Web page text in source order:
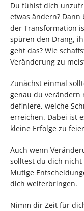
Du fühlst dich
etwas ändern?
der Transformation
spüren den Drang,
geht das? Wie
Veränderung zu
Zunächst einmal
genau du verändern
definiere, welche
erreichen. Dabei ist
kleine Erfolge zu
Auch wenn
solltest du dich nicht
Mutige
dich weiterbringen.
Nimm dir Zeit für